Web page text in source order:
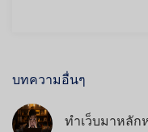
บทความอื่นๆ
ทำเว็บมาหลัก